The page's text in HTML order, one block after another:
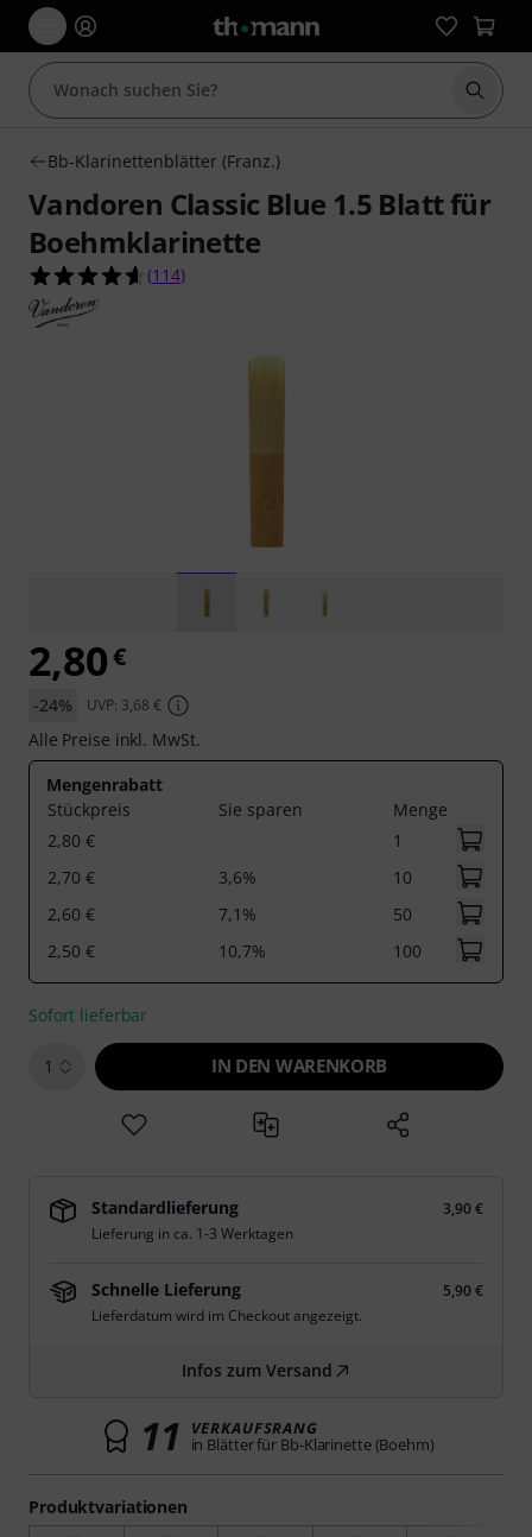
Suche
Bb-Klarinettenblätter (Franz.)
Vandoren Classic Blue 1.5 Blatt für
Boehmklarinette
4.6 von 5 Sternen aus 114 Kundenbewertungen
(114)
Produktvariationen
2,80€
-24% UVP: 3,68 €
Alle Preise inkl. MwSt.
Mengenrabatt
Stückpreis
Sie sparen
Menge
2,80 €
1
2,70 €
3,6%
10
2,60 €
7,1%
50
2,50 €
10,7% 100
Sofort lieferbar
1 IN DEN WARENKORB
Standardlieferung
3,90 €
Lieferung in ca. 1-3 Werktagen
Schnelle Lieferung
5,90 €
Lieferdatum wird im Checkout angezeigt.
Infos zum Versand
11 VERKAUFSRANG
in Blätter für Bb-Klarinette (Boehm)